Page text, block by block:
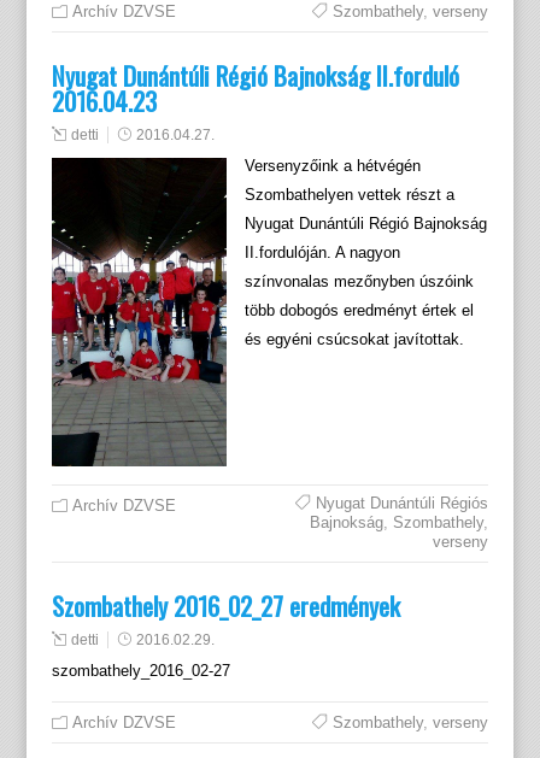
Archív DZVSE Szombathely,verseny
Nyugat Dunántúli Régió Bajnokság II.forduló
2016.04.23
detti 2016.04.27.
Versenyzőink a hétvégén
Szombathelyen vettek részt a
Nyugat Dunántúli Régió Bajnokság
II.fordulóján. A nagyon
színvonalas mezőnyben úszóink
több dobogós eredményt értek el
és egyéni csúcsokat javítottak.
Archív DZVSE
Nyugat Dunántúli Régiós
Bajnokság, Szombathely,
verseny
Szombathely 2016_02_27 eredmények
detti 2016.02.29.
szombathely_2016_02-27
Archív DZVSE Szombathely,verseny